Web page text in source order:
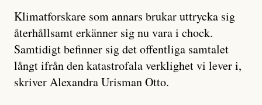
Klimatforskare som annars brukar uttrycka sig
återhållsamt erkänner sig nu vara i chock.
Samtidigt befinner sig det offentliga samtalet
långt ifrån den katastrofala verklighet vi lever i,
skriver Alexandra Urisman Otto.